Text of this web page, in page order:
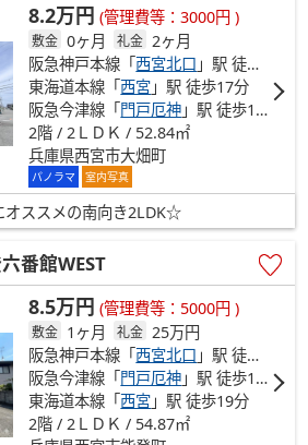
8.2万円 (管理費等：3000円 )
敷金 0ヶ月 礼金 2ヶ月
阪急神戸本線「西宮北口 」駅 徒歩11分
東海道本線「西宮 」駅 徒歩17分
阪急今津線「門戸厄神 」駅 徒歩18分
2階 / 2ＬＤＫ / 52.84㎡
兵庫県西宮市大畑町
パノラマ 室内写真
ススメの南向き2LDK☆
番館WEST
8.5万円 (管理費等：5000円 )
敷金 1ヶ月 礼金 25万円
阪急神戸本線「西宮北口 」駅 徒歩16分
阪急今津線「門戸厄神 」駅 徒歩16分
東海道本線「西宮 」駅 徒歩19分
2階 / 2ＬＤＫ / 54.87㎡